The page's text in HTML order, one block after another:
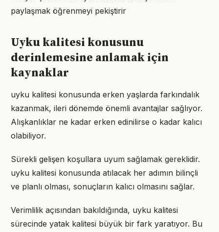
paylaşmak öğrenmeyi pekiştirir
Uyku kalitesi konusunu
derinlemesine anlamak için
kaynaklar
uyku kalitesi konusunda erken yaşlarda farkındalık
kazanmak, ileri dönemde önemli avantajlar sağlıyor.
Alışkanlıklar ne kadar erken edinilirse o kadar kalıcı
olabiliyor.
Sürekli gelişen koşullara uyum sağlamak gereklidir.
uyku kalitesi konusunda atılacak her adımın bilinçli
ve planlı olması, sonuçların kalıcı olmasını sağlar.
Verimlilik açısından bakıldığında, uyku kalitesi
sürecinde yatak kalitesi büyük bir fark yaratıyor. Bu